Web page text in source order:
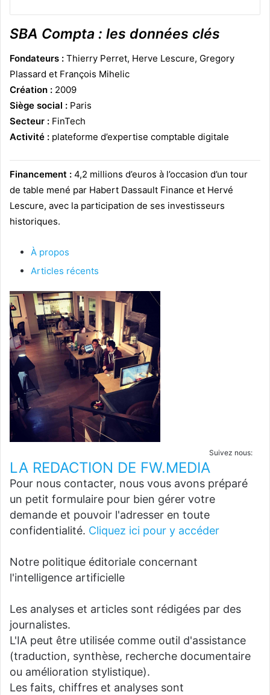
SBA Compta : les données clés
Fondateurs : Thierry Perret, Herve Lescure, Gregory
Plassard et François Mihelic
Création : 2009
Siège social : Paris
Secteur : FinTech
Activité : plateforme d’expertise comptable digitale
Financement : 4,2 millions d’euros à l’occasion d’un tour
de table mené par Habert Dassault Finance et Hervé
Lescure, avec la participation de ses investisseurs
historiques.
À propos
Articles récents
Suivez nous:
LA REDACTION DE FW.MEDIA
Pour nous contacter, nous vous avons préparé
un petit formulaire pour bien gérer votre
demande et pouvoir l'adresser en toute
confidentialité. Cliquez ici pour y accéder
Notre politique éditoriale concernant
l'intelligence artificielle
Les analyses et articles sont rédigées par des
journalistes.
L'IA peut être utilisée comme outil d'assistance
(traduction, synthèse, recherche documentaire
ou amélioration stylistique).
Les faits, chiffres et analyses sont